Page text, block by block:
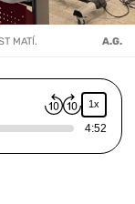
MATÍ. A.G.
1x
4:52